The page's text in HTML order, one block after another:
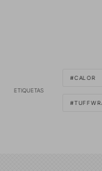
ETIQUETAS
CALOR